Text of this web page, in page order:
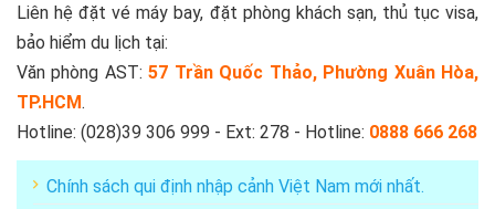
Liên hệ đặt vé máy bay, đặt phòng khách sạn, thủ tục visa,
bảo hiểm du lịch tại:
Văn phòng AST:57 Trần Quốc Thảo, Phường Xuân Hòa,
TP.HCM.
Hotline: (028)39 306 999 - Ext: 278 - Hotline: 0888 666 268
Chính sách qui định nhập cảnh Việt Nam mới nhất.